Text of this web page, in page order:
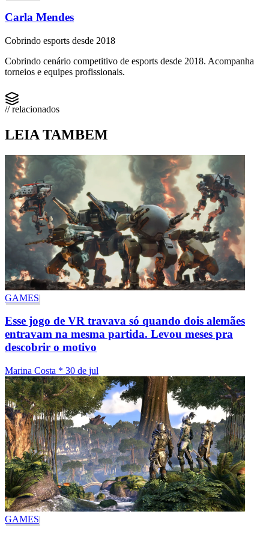
Carla Mendes
Cobrindo esports desde 2018
Cobrindo cenário competitivo de esports desde 2018. Acompanha
torneios e equipes profissionais.
// relacionados
LEIA TAMBEM
GAMES
Esse jogo de VR travava só quando dois alemães
entravam na mesma partida. Levou meses pra
descobrir o motivo
Marina Costa * 30 de jul
GAMES